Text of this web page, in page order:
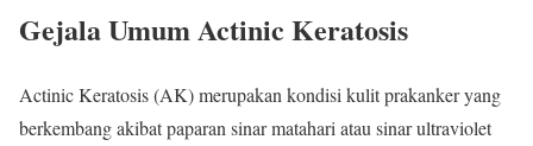
Gejala Umum Actinic Keratosis
Actinic Keratosis (AK) merupakan kondisi kulit prakanker yang
berkembang akibat paparan sinar matahari atau sinar ultraviolet